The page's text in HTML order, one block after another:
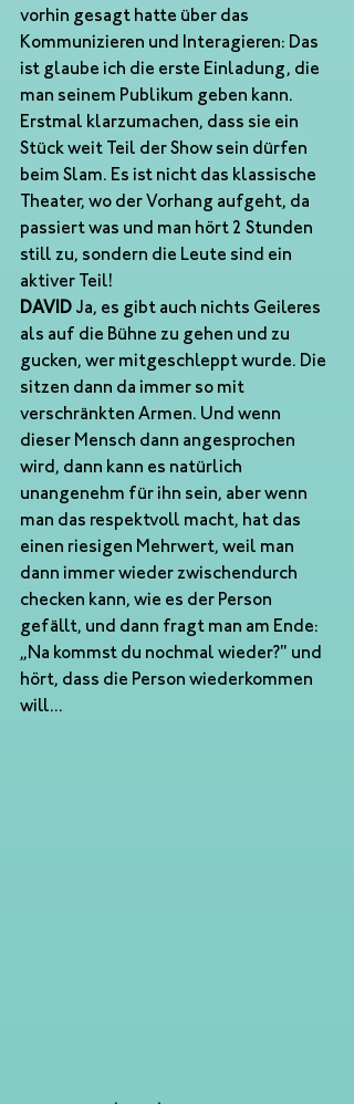
vorhin gesagt hatte über das
Kommunizieren und Interagieren: Das
ist glaube ich die erste Einladung, die
man seinem Publikum geben kann.
Erstmal klarzumachen, dass sie ein
Stück weit Teil der Show sein dürfen
beim Slam. Es ist nicht das klassische
Theater, wo der Vorhang aufgeht, da
passiert was und man hört 2 Stunden
still zu, sondern die Leute sind ein
aktiver Teil!
DAVID Ja, es gibt auch nichts Geileres
als auf die Bühne zu gehen und zu
gucken, wer mitgeschleppt wurde. Die
sitzen dann da immer so mit
verschränkten Armen. Und wenn
dieser Mensch dann angesprochen
wird, dann kann es natürlich
unangenehm für ihn sein, aber wenn
man das respektvoll macht, hat das
einen riesigen Mehrwert, weil man
dann immer wieder zwischendurch
checken kann, wie es der Person
gefällt, und dann fragt man am Ende:
„Na kommst du nochmal wieder?" und
hört, dass die Person wiederkommen
will...